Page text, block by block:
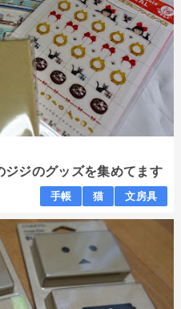
ジのグッズを集めてます
手帳 猫 文房具